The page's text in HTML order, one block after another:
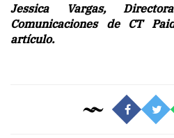
Jessica Vargas,
Comunicaciones de CT
artículo.